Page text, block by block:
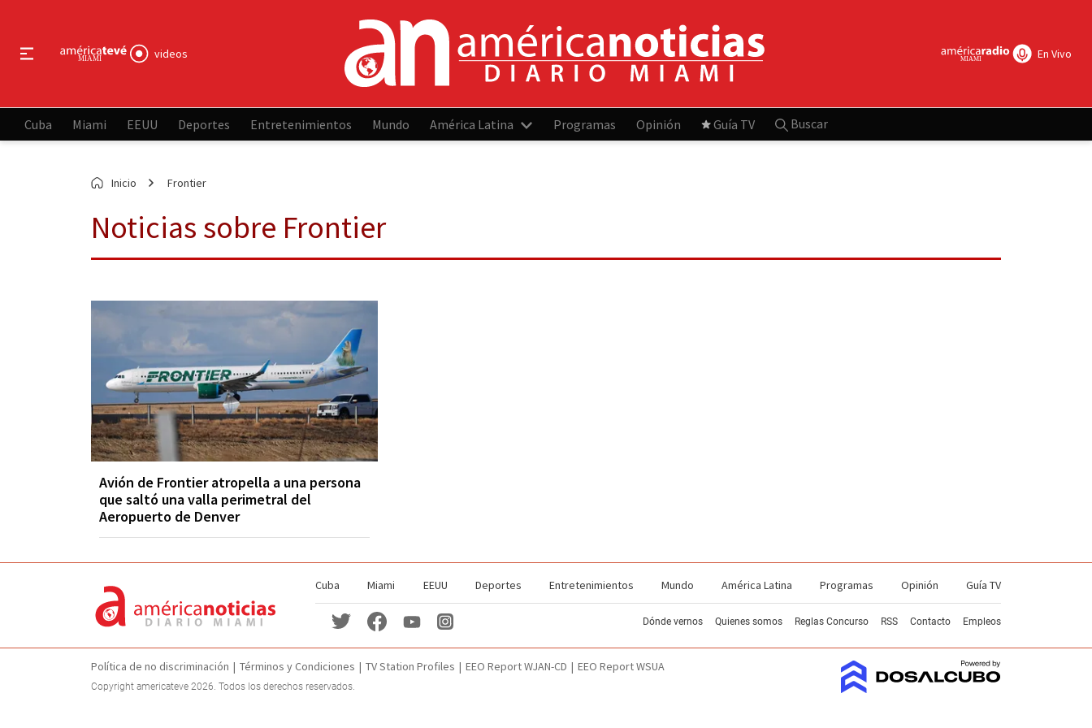
videos En Vivo
Cuba Miami EEUU Deportes Entretenimientos Mundo América Latina Programas Opinión Guía TV Buscar
Inicio Frontier
Noticias sobre Frontier
Avión de Frontier atropella a una persona
que saltó una valla perimetral del
Aeropuerto de Denver
Cuba Miami EEUU Deportes Entretenimientos Mundo América Latina Programas Opinión Guía TV
Dónde vernos Quienes somos Reglas Concurso RSS Contacto Empleos
Política de no discriminación Términos y Condiciones TV Station Profiles EEO Report WJAN-CD EEO Report WSUA
Copyright americateve 2026. Todos los derechos reservados.